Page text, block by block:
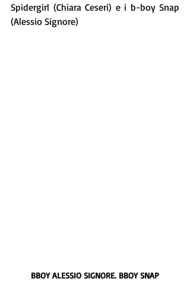
Spidergirl (Chiara Ceseri) e i b-boy Snap
(Alessio Signore)
BBOY ALESSIO SIGNORE. BBOY SNAP